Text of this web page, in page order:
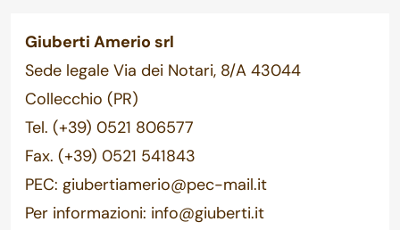
Giuberti Amerio srl
Sede legale Via dei Notari, 8/A 43044
Collecchio (PR)
Tel. (+39) 0521 806577
Fax. (+39) 0521 541843
PEC: giubertiamerio@pec-mail.it
Per informazioni: info@giuberti.it